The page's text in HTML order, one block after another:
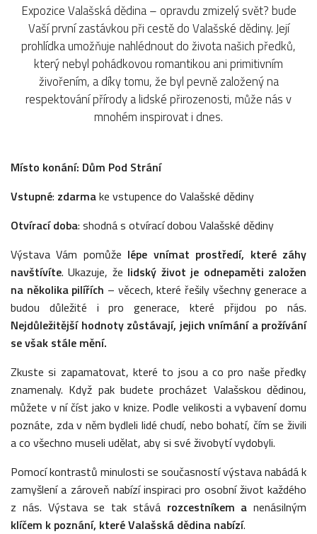
Expozice Valašská dědina – opravdu zmizelý svět? bude
Vaší první zastávkou při cestě do Valašské dědiny. Její
prohlídka umožňuje nahlédnout do života našich předků,
který nebyl pohádkovou romantikou ani primitivním
živořením, a díky tomu, že byl pevně založený na
respektování přírody a lidské přirozenosti, může nás v
mnohém inspirovat i dnes.
Místo konání: Dům Pod Strání
Vstupné: zdarmake vstupence do Valašské dědiny
Otvírací doba: shodná s otvírací dobou Valašské dědiny
Výstava Vám pomůže lépe vnímat prostředí, které záhy
navštívíte. Ukazuje, že lidský život je odnepaměti založen
na několika pilířích – věcech, které řešily všechny generace a
budou důležité i pro generace, které přijdou po nás.
Nejdůležitější hodnoty zůstávají, jejich vnímání a prožívání
se však stále mění.
Zkuste si zapamatovat, které to jsou a co pro naše předky
znamenaly. Když pak budete procházet Valašskou dědinou,
můžete v ní číst jako v knize. Podle velikosti a vybavení domu
poznáte, zda v něm bydleli lidé chudí, nebo bohatí, čím se živili
a co všechno museli udělat, aby si své živobytí vydobyli.
Pomocí kontrastů minulosti se současností výstava nabádá k
zamyšlení a zároveň nabízí inspiraci pro osobní život každého
z nás. Výstava se tak stává rozcestníkem a nenásilným
klíčem k poznání, které Valašská dědina nabízí.